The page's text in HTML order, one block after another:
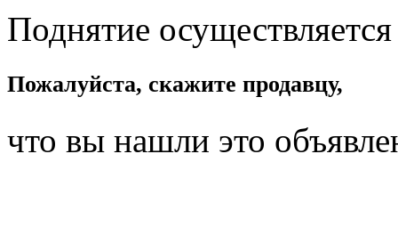
Поднятие
Пожалуйста, скажите продавцу,
что вы нашли это